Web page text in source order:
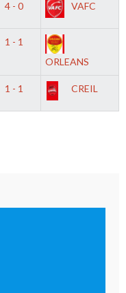
4 - 0 VAFC
1 - 1
ORLEANS
1 - 1 CREIL